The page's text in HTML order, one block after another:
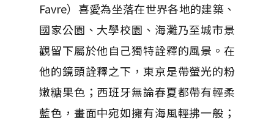
Favre）喜愛為坐落在世界各地的建築、
國家公園、大學校園、海灘乃至城市景
觀留下屬於他自己獨特詮釋的風景。在
他的鏡頭詮釋之下，東京是帶螢光的粉
嫩糖果色；西班牙無論春夏都帶有輕柔
藍色，畫面中宛如擁有海風輕拂一般；